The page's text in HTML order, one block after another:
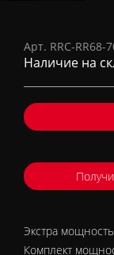
Арт. RRC-RR68-
Наличие на
Экстра
Комплект